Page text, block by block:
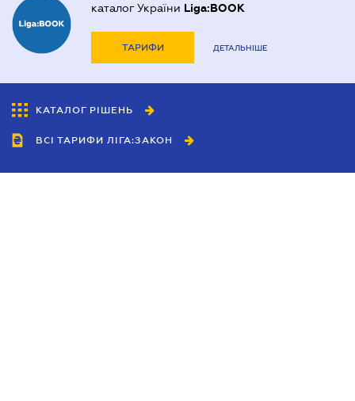
каталог України Liga:BOOK
ТАРИФИ ДЕТАЛЬНІШЕ
КАТАЛОГ РІШЕНЬ
ВСІ ТАРИФИ ЛІГА:ЗАКОН